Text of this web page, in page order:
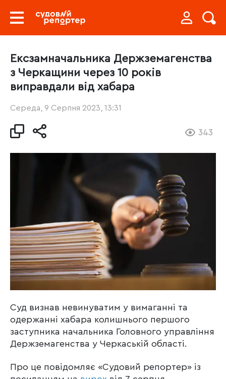
Ексзамначальника Держземагенства
з Черкащини через 10 років
виправдали від хабара
Середа, 9 Серпня 2023, 13:31
343
Суд визнав невинуватим у вимаганні та
одержанні хабара колишнього першого
заступника начальника Головного управління
Держземагенства у Черкаській області.
Про це повідомляє «Судовий репортер» із